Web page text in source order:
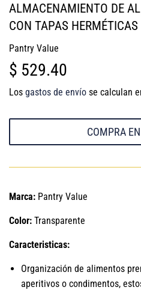
ALMACENAMIENTO DE
CON TAPAS
Pantry Value
$ 529.40
529.40
Los gastos de envío se calculan
COMPRA
Marca: Pantry Value
Color: Transparente
Caracteristicas:
Organización de alimentos
aperitivos o condimentos,